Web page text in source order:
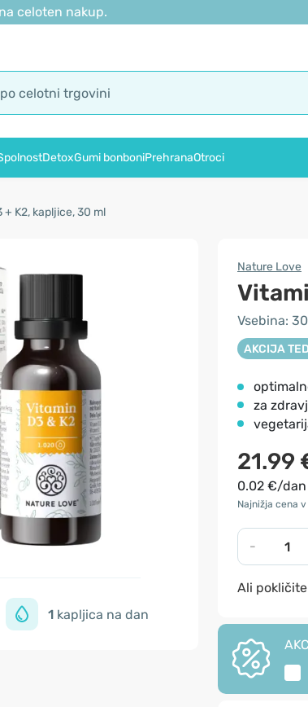
celoten nakup.
DetoxGumi bonboniPrehranaOtroci
+ K2, kapljice, 30 ml
1 kapljica na dan
Nature Love
Vsebina:
AKCIJA
za
21.99
0.02 €/dan
Najnižja cena
-
Ali